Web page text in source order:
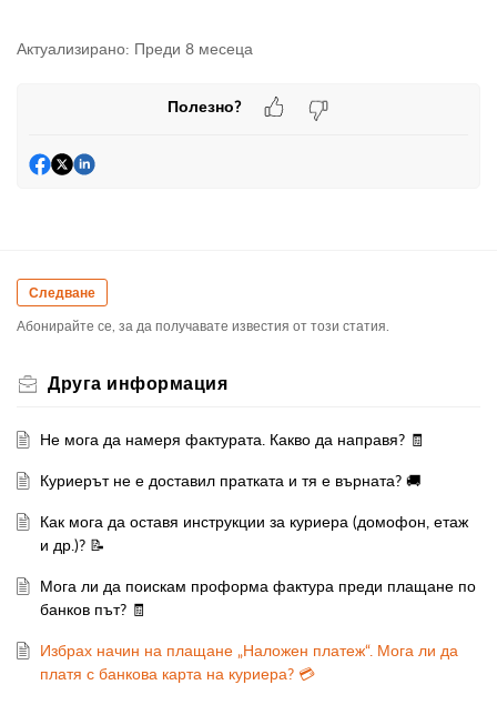
Актуализирано: Преди 8 месеца
Полезно?
Следване
Абонирайте се, за да получавате известия от този статия.
Друга информация
Не мога да намеря фактурата. Какво да направя? 🧾
Куриерът не е доставил пратката и тя е върната? 🚚
Как мога да оставя инструкции за куриера (домофон, етаж
и др.)? 📝
Мога ли да поискам проформа фактура преди плащане по
банков път? 🧾
Избрах начин на плащане „Наложен платеж“. Мога ли да
платя с банкова карта на куриера? 💳